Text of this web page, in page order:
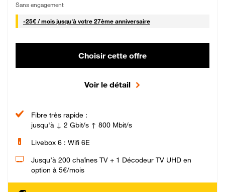
Sans engagement
-25€ / mois25 € par mois
jusqu'à votre 27ème anniversaire
Choisir cette offre
Voir le détail
Fibre très rapide :
jusqu'à ↓ 2 Gbit/s ↑ 800 Mbit/s
Livebox 6 : Wifi 6E
Jusqu’à 200 chaînes TV + 1 Décodeur TV UHD en
option à 5€/mois